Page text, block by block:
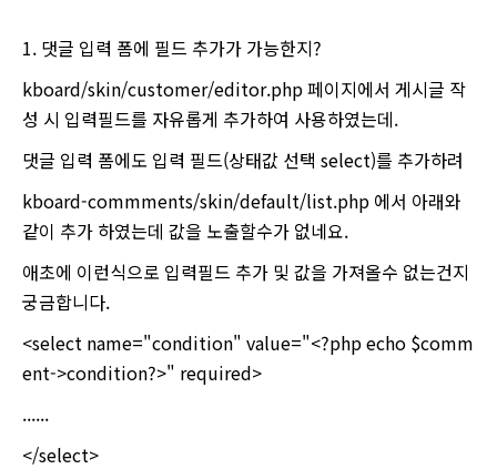
1. 댓글 입력 폼에 필드 추가가 가능한지?
kboard/skin/customer/editor.php 페이지에서 게시글 작
성 시 입력필드를 자유롭게 추가하여 사용하였는데.
댓글 입력 폼에도 입력 필드(상태값 선택 select)를 추가하려
kboard-commments/skin/default/list.php 에서 아래와
같이 추가 하였는데 값을 노출할수가 없네요.
애초에 이런식으로 입력필드 추가 및 값을 가져올수 없는건지
궁금합니다.
<select name="condition" value="<?php echo $comm
ent->condition?>" required>
......
</select>